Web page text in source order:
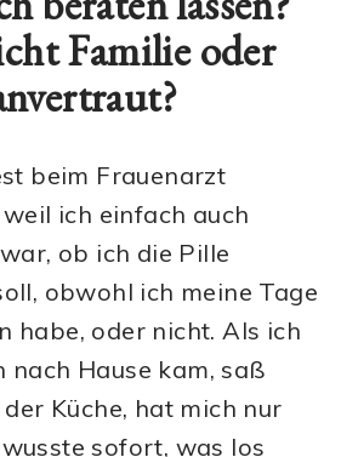
Familie oder
beim Frauenarzt
ich einfach auch
ob ich die Pille
obwohl ich meine Tage
habe, oder nicht. Als ich
nach Hause kam, saß
Küche, hat mich nur
sofort, was los